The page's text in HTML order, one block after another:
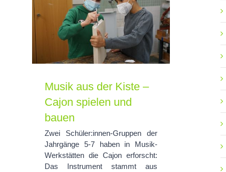
Musik aus der Kiste – Cajon
spielen und bauen
Musik aus der Kiste –
Cajon spielen und
bauen
Zwei Schüler:innen-Gruppen der
Jahrgänge 5-7 haben in Musik-
Werkstätten die Cajon erforscht:
Das Instrument stammt aus